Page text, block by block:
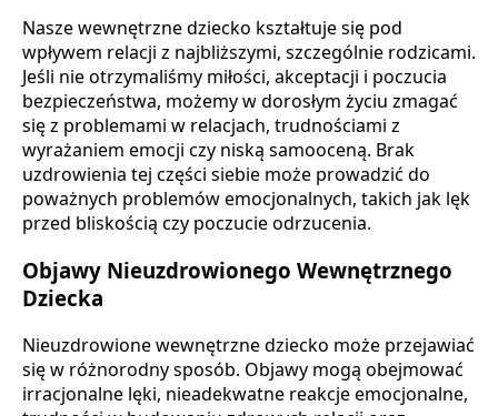
Nasze wewnętrzne dziecko kształtuje się pod
wpływem relacji z najbliższymi, szczególnie rodzicami.
Jeśli nie otrzymaliśmy miłości, akceptacji i poczucia
bezpieczeństwa, możemy w dorosłym życiu zmagać
się z problemami w relacjach, trudnościami z
wyrażaniem emocji czy niską samooceną. Brak
uzdrowienia tej części siebie może prowadzić do
poważnych problemów emocjonalnych, takich jak lęk
przed bliskością czy poczucie odrzucenia.
Objawy Nieuzdrowionego Wewnętrznego
Dziecka
Nieuzdrowione wewnętrzne dziecko może przejawiać
się w różnorodny sposób. Objawy mogą obejmować
irracjonalne lęki, nieadekwatne reakcje emocjonalne,